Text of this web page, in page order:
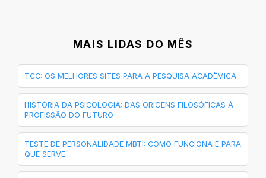
MAIS LIDAS DO MÊS
TCC: OS MELHORES SITES PARA A PESQUISA ACADÊMICA
HISTÓRIA DA PSICOLOGIA: DAS ORIGENS FILOSÓFICAS À
PROFISSÃO DO FUTURO
TESTE DE PERSONALIDADE MBTI: COMO FUNCIONA E PARA
QUE SERVE